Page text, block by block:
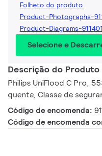
Folheto do produto
Product-Photographs-
Product-Diagrams-
Selecione e
Descrição do Produto
Philips UniFlood C Pro,
quente, Classe de
Código de encomenda:
Código de encomenda